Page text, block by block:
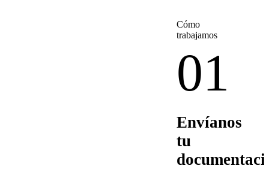
Cómo
trabajamos
01
Envíanos
tu